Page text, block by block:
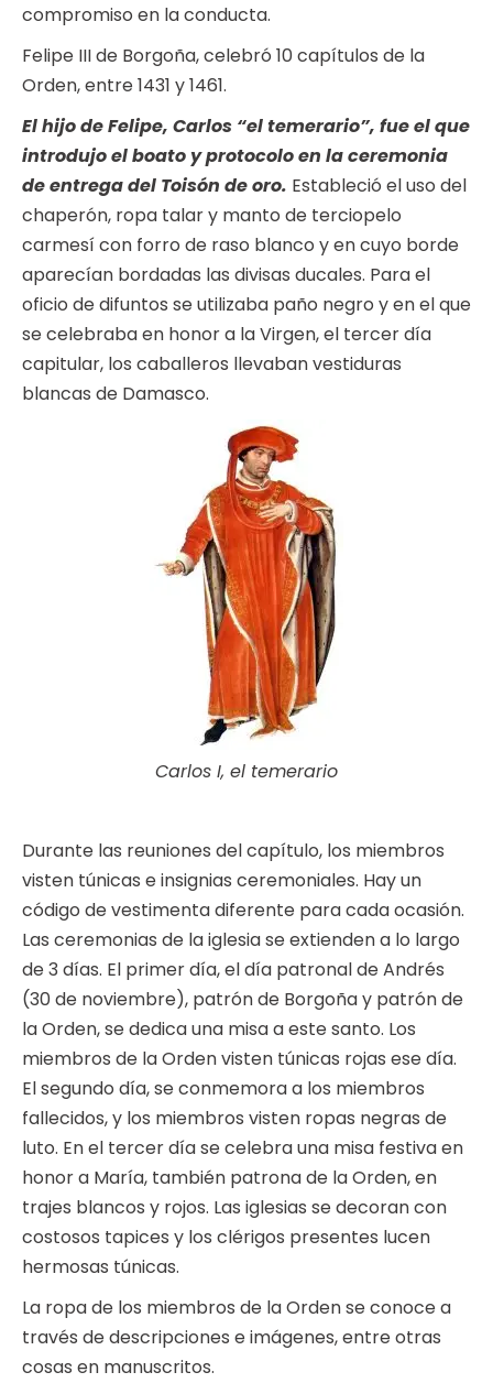
compromiso en la conducta.
Felipe III de Borgoña, celebró 10 capítulos de la
Orden, entre 1431 y 1461.
El hijo de Felipe, Carlos “el temerario”, fue el que
introdujo el boato y protocolo en la ceremonia
de entrega del Toisón de oro. Estableció el uso del
chaperón, ropa talar y manto de terciopelo
carmesí con forro de raso blanco y en cuyo borde
aparecían bordadas las divisas ducales. Para el
oficio de difuntos se utilizaba paño negro y en el que
se celebraba en honor a la Virgen, el tercer día
capitular, los caballeros llevaban vestiduras
blancas de Damasco.
Carlos I, el temerario
Durante las reuniones del capítulo, los miembros
visten túnicas e insignias ceremoniales. Hay un
código de vestimenta diferente para cada ocasión.
Las ceremonias de la iglesia se extienden a lo largo
de 3 días. El primer día, el día patronal de Andrés
(30 de noviembre), patrón de Borgoña y patrón de
la Orden, se dedica una misa a este santo. Los
miembros de la Orden visten túnicas rojas ese día.
El segundo día, se conmemora a los miembros
fallecidos, y los miembros visten ropas negras de
luto. En el tercer día se celebra una misa festiva en
honor a María, también patrona de la Orden, en
trajes blancos y rojos. Las iglesias se decoran con
costosos tapices y los clérigos presentes lucen
hermosas túnicas.
La ropa de los miembros de la Orden se conoce a
través de descripciones e imágenes, entre otras
cosas en manuscritos.